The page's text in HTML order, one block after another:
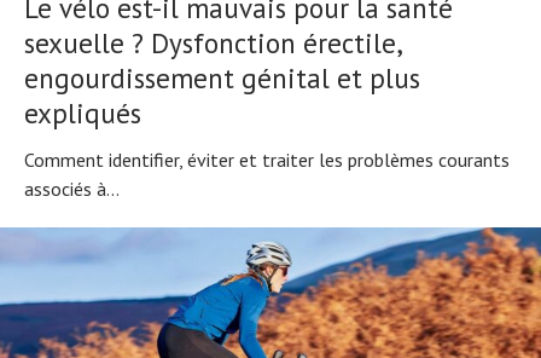
Le vélo est-il mauvais pour la santé
sexuelle ? Dysfonction érectile,
engourdissement génital et plus
expliqués
Comment identifier, éviter et traiter les problèmes courants
associés à...